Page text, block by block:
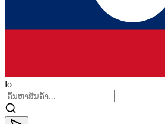
lo